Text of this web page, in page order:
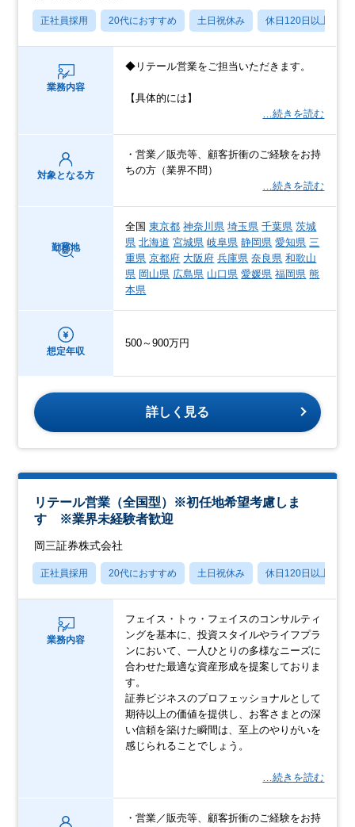
正社員採用 20代におすすめ 土日祝休み 休日120日以上
業務内容
◆リテール営業をご担当いただきます。
【具体的には】
…続きを読む
対象となる方
・営業／販売等、顧客折衝のご経験をお持
ちの方（業界不問）
…続きを読む
勤務地
全国東京都 神奈川県 埼玉県 千葉県 茨城
県 北海道 宮城県 岐阜県 静岡県 愛知県 三
重県 京都府 大阪府 兵庫県 奈良県 和歌山
県 岡山県 広島県 山口県 愛媛県 福岡県 熊
本県
想定年収
500～900万円
詳しく見る
リテール営業（全国型）※初任地希望考慮しま
す ※業界未経験者歓迎
岡三証券株式会社
正社員採用 20代におすすめ 土日祝休み 休日120日以上
業務内容
フェイス・トゥ・フェイスのコンサルティ
ングを基本に、投資スタイルやライフプラ
ンにおいて、一人ひとりの多様なニーズに
合わせた最適な資産形成を提案しておりま
す。
証券ビジネスのプロフェッショナルとして
期待以上の価値を提供し、お客さまとの深
い信頼を築けた瞬間は、至上のやりがいを
感じられることでしょう。
…続きを読む
・営業／販売等、顧客折衝のご経験をお持